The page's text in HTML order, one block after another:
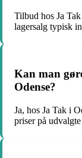
Tilbud hos Ja
lagersalg typisk
Kan man
Odense?
Ja, hos Ja Tak i
priser på udvalgte